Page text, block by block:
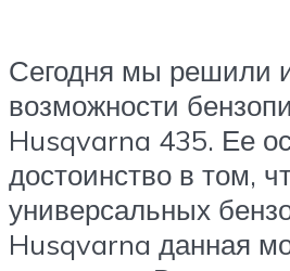
Сегодня мы решили
возможности
Husqvarna 435. Ее
достоинство в том,
универсальных
Husqvarna данная